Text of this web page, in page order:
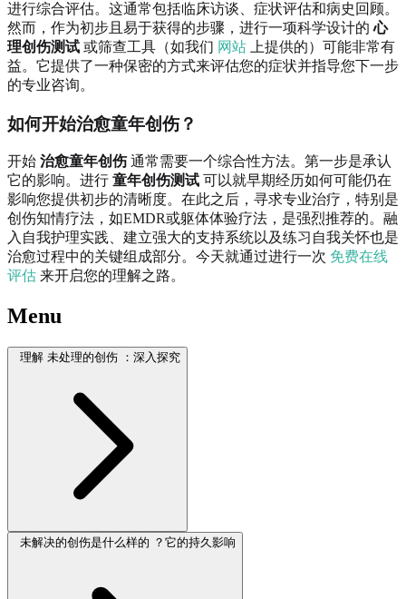
进行综合评估。这通常包括临床访谈、症状评估和病史回顾。
然而，作为初步且易于获得的步骤，进行一项科学设计的心
理创伤测试 或筛查工具（如我们 网站 上提供的）可能非常有
益。它提供了一种保密的方式来评估您的症状并指导您下一步
的专业咨询。
如何开始治愈童年创伤？
开始 治愈童年创伤通常需要一个综合性方法。第一步是承认
它的影响。进行 童年创伤测试 可以就早期经历如何可能仍在
影响您提供初步的清晰度。在此之后，寻求专业治疗，特别是
创伤知情疗法，如EMDR或躯体体验疗法，是强烈推荐的。融
入自我护理实践、建立强大的支持系统以及练习自我关怀也是
治愈过程中的关键组成部分。今天就通过进行一次 免费在线
评估 来开启您的理解之路。
Menu
理解 未处理的创伤 ：深入探究
未解决的创伤是什么样的 ？它的持久影响